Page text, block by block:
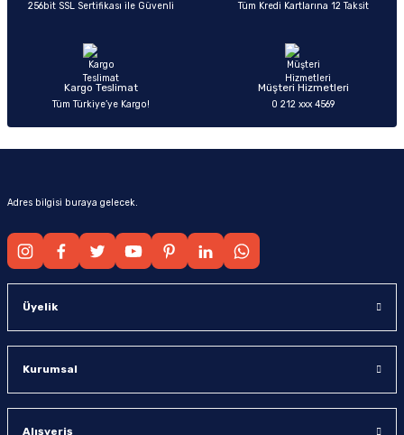
Ürün fiyatı diğer sitelerden daha pahalı.
256bit SSL Sertifikası ile Güvenli Tüm Kredi Kartlarına 12 Taksit
Kargo Teslimat
Tüm Türkiye’ye Kargo!
Müşteri Hizmetleri
0 212 xxx 4569
Adres bilgisi buraya gelecek.
Üyelik
Kurumsal
Alışveriş